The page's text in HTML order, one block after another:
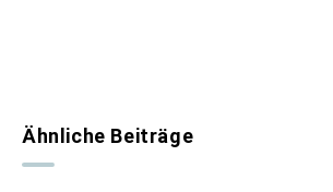
Ähnliche Beiträge